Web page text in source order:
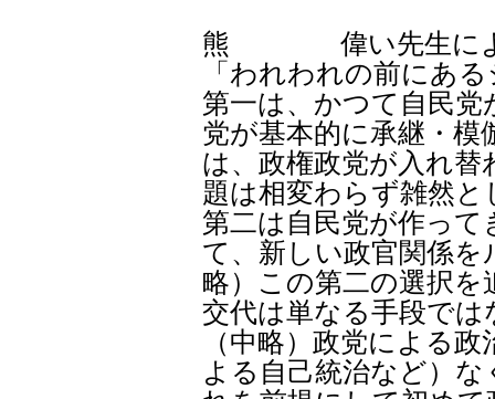
熊 偉い先生による
「われわれの前にあ
第一は、かつて自民
党が基本的に承継・
は、政権政党が入れ
題は相変わらず雑然
第二は自民党が作っ
て、新しい政官関係
略）この第二の選択
交代は単なる手段で
（中略）政党による
よる自己統治など）